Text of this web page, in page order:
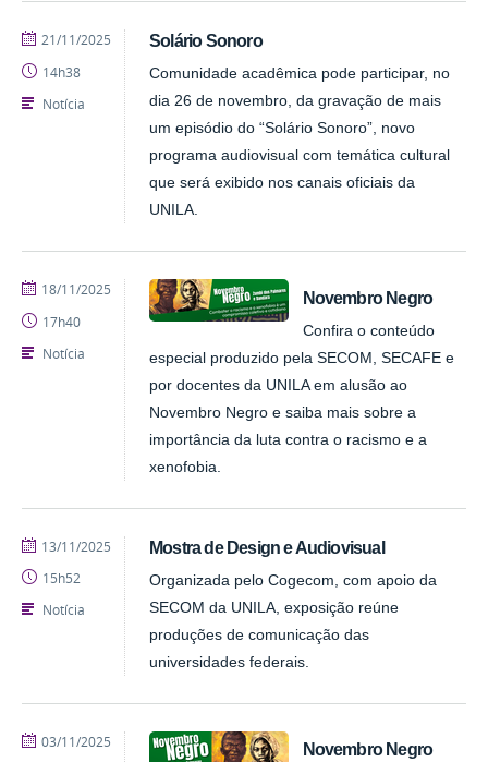
Solário Sonoro
Comunidade acadêmica pode participar, no
dia 26 de novembro, da gravação de mais
um episódio do “Solário Sonoro”, novo
programa audiovisual com temática cultural
que será exibido nos canais oficiais da
UNILA.
publicado
21/11/2025
14h38
Notícia
Novembro Negro
Confira o conteúdo
especial produzido pela SECOM, SECAFE e
por docentes da UNILA em alusão ao
Novembro Negro e saiba mais sobre a
importância da luta contra o racismo e a
xenofobia.
publicado
18/11/2025
17h40
Notícia
Mostra de Design e Audiovisual
Organizada pelo Cogecom, com apoio da
SECOM da UNILA, exposição reúne
produções de comunicação das
universidades federais.
publicado
13/11/2025
15h52
Notícia
Novembro Negro
publicado
03/11/2025